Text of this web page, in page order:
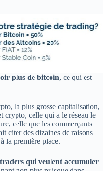
plus de bitcoin, ce qui est
la plus grosse capitalisation,
crypto, celle qui a le réseau le
celle que les commerçants
citer des dizaines de raisons
la première place.
qui veulent accumuler